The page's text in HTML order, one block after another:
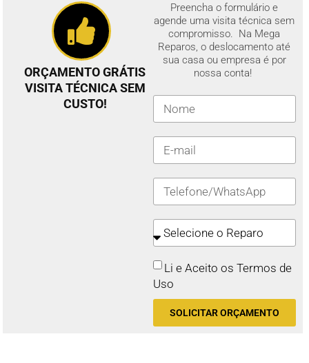
ORÇAMENTO GRÁTIS
VISITA TÉCNICA SEM
CUSTO!
Preencha o formulário e
agende uma visita técnica sem
compromisso. Na Mega
Reparos, o deslocamento até
sua casa ou empresa é por
nossa conta!
Li e Aceito os Termos de
Uso
SOLICITAR ORÇAMENTO